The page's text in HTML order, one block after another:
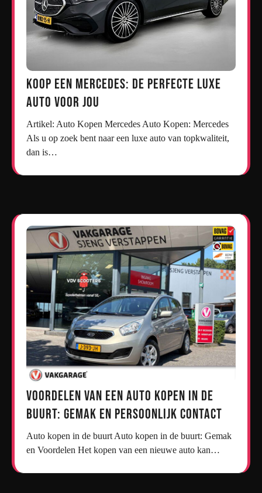
Koop een Mercedes: De Perfecte Luxe
Auto voor Jou
Artikel: Auto Kopen Mercedes Auto Kopen: Mercedes
Als u op zoek bent naar een luxe auto van topkwaliteit,
dan is…
Voordelen van een Auto Kopen in de
Buurt: Gemak en Persoonlijk Contact
Auto kopen in de buurt Auto kopen in de buurt: Gemak
en Voordelen Het kopen van een nieuwe auto kan…